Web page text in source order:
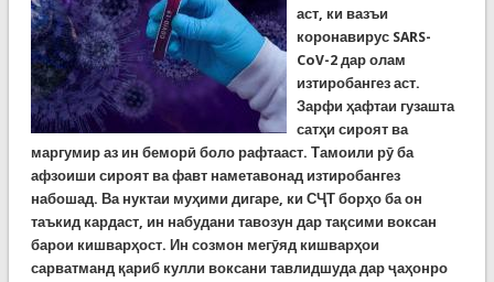
аст, ки вазъи
коронавирус SARS-
CoV-2 дар олам
изтиробангез аст.
Зарфи ҳафтаи гузашта
сатҳи сироят ва
маргумир аз ин беморӣ боло рафтааст. Тамоили рӯ ба
афзоиши сироят ва фавт наметавонад изтиробангез
набошад. Ва нуктаи муҳими дигаре, ки СҶТ борҳо ба он
таъкид кардаст, ин набудани тавозун дар тақсими воксан
барои кишварҳост. Ин созмон мегӯяд кишварҳои
сарватманд қариб кулли воксани тавлидшуда дар ҷаҳонро